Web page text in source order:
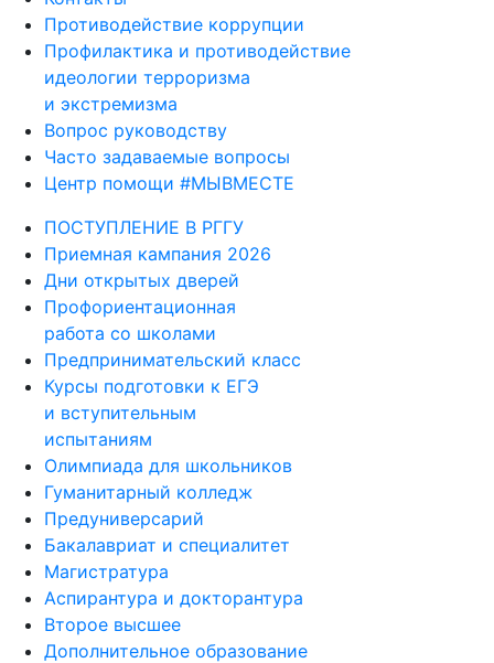
Противодействие коррупции
Профилактика и противодействие
идеологии терроризма
и экстремизма
Вопрос руководству
Часто задаваемые вопросы
Центр помощи #МЫВМЕСТЕ
ПОСТУПЛЕНИЕ В РГГУ
Приемная кампания 2026
Дни открытых дверей
Профориентационная
работа со школами
Предпринимательский класс
Курсы подготовки к ЕГЭ
и вступительным
испытаниям
Олимпиада для школьников
Гуманитарный колледж
Предуниверсарий
Бакалавриат и специалитет
Магистратура
Аспирантура и докторантура
Второе высшее
Дополнительное образование